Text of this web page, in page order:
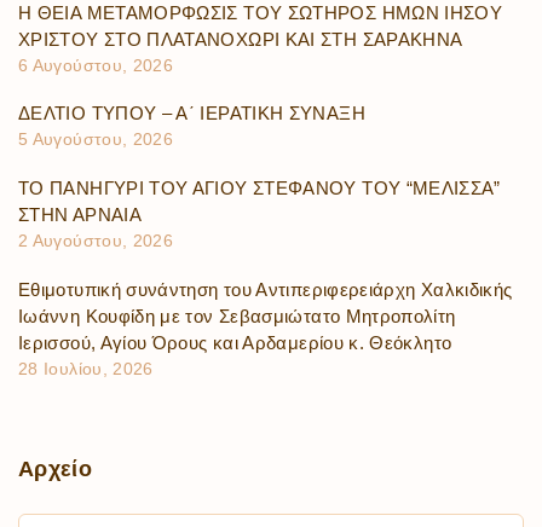
Η ΘΕΙΑ ΜΕΤΑΜΟΡΦΩΣΙΣ ΤΟΥ ΣΩΤΗΡΟΣ ΗΜΩΝ ΙΗΣΟΥ
ΧΡΙΣΤΟΥ ΣΤΟ ΠΛΑΤΑΝΟΧΩΡΙ ΚΑΙ ΣΤΗ ΣΑΡΑΚΗΝΑ
6 Αυγούστου, 2026
ΔΕΛΤΙΟ ΤΥΠΟΥ – Α΄ ΙΕΡΑΤΙΚΗ ΣΥΝΑΞΗ
5 Αυγούστου, 2026
ΤΟ ΠΑΝΗΓΥΡΙ ΤΟΥ ΑΓΙΟΥ ΣΤΕΦΑΝΟΥ ΤΟΥ “ΜΕΛΙΣΣΑ”
ΣΤΗΝ ΑΡΝΑΙΑ
2 Αυγούστου, 2026
Εθιμοτυπική συνάντηση του Αντιπεριφερειάρχη Χαλκιδικής
Ιωάννη Κουφίδη με τον Σεβασμιώτατο Μητροπολίτη
Ιερισσού, Αγίου Όρους και Αρδαμερίου κ. Θεόκλητο
28 Ιουλίου, 2026
Αρχείο